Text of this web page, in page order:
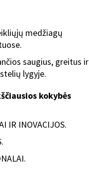
medžiagų
saugius, greitus ir
lygyje.
kokybės
IR INOVACIJOS.